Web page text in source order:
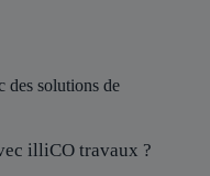
des solutions de
illiCO travaux ?